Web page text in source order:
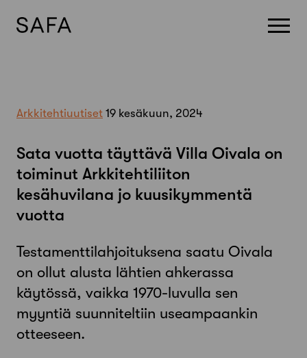
Arkkitehtiuutiset 19 kesäkuun, 2024
Sata vuotta täyttävä Villa Oivala on
toiminut Arkkitehtiliiton
kesähuvilana jo kuusikymmentä
vuotta
Testamenttilahjoituksena saatu Oivala
on ollut alusta lähtien ahkerassa
käytössä, vaikka 1970-luvulla sen
myyntiä suunniteltiin useampaankin
otteeseen.